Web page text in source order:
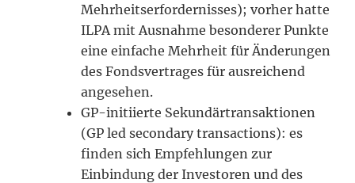
Mehrheitserfordernisses); vorher hatte
ILPA mit Ausnahme besonderer Punkte
eine einfache Mehrheit für Änderungen
des Fondsvertrages für ausreichend
angesehen.
GP-initiierte Sekundärtransaktionen
(GP led secondary transactions): es
finden sich Empfehlungen zur
Einbindung der Investoren und des